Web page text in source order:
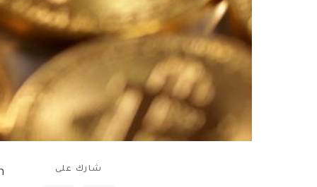
شارك على